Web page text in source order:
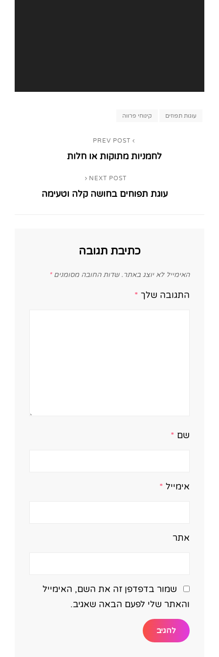
Categories
עוגות תפוזים קינוחי פרווה
PREV POST
לחמניות מתוקות או חלות
NEXT POST
עוגת תפוחים בחושה קלה וטעימה
כתיבת תגובה
האימייל לא יוצג באתר. שדות החובה מסומנים*
התגובה שלך *
שם *
אימייל *
אתר
שמור בדפדפן זה את השם, האימייל
והאתר שלי לפעם הבאה שאגיב.